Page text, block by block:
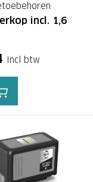
incl. 1,6
Incl btw